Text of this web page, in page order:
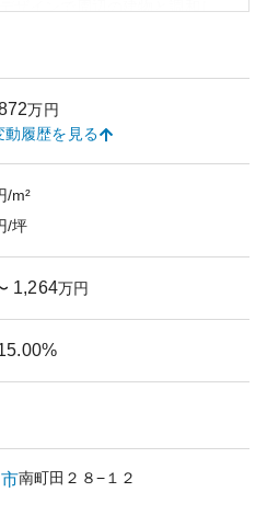
住民に安心感を与え、子育て
。しかし、築年数が経過して
少なく、安定的な資産として
。一般的に、耐震性能や管理
修繕計画は重要です。このマ
万円
動履歴を見る
/m²
/坪
1,264万円
%
南町田 ２８−１２